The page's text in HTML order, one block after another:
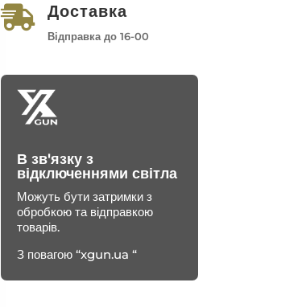
 Доставка
Відправка до 16-00
В зв'язку з
відключеннями світла
Можуть бути затримки з
обробкою та відправкою
товарів.
З повагою “xgun.ua “